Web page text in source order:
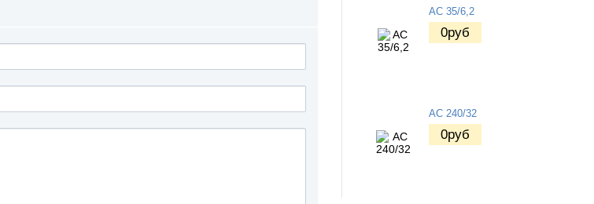
АС 35/6,2
0руб
АС 240/32
0руб